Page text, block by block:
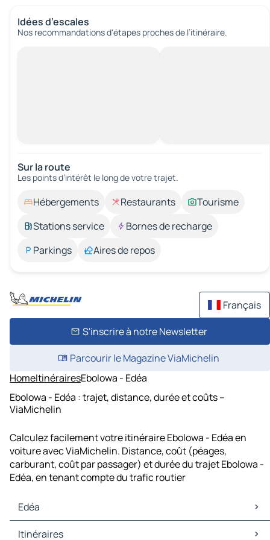
Idées d’escales
Nos recommandations d'étapes proches de l’itinéraire.
Sur la route
Les points d’intérêt le long de votre trajet.
Hébergements Restaurants
Tourisme
Stations service
Bornes de recharge
Parkings
Aires de repos
Français
S'inscrire à notre Newsletter
Parcourir le Magazine ViaMichelin
HomeItinérairesEbolowa - Edéa
Ebolowa - Edéa : trajet, distance, durée et coûts –
ViaMichelin
Calculez facilement votre itinéraire Ebolowa - Edéa en
voiture avec ViaMichelin. Distance, coût (péages,
carburant, coût par passager) et durée du trajet Ebolowa -
Edéa, en tenant compte du trafic routier
Edéa
Edéa Cartes et plans
Itinéraires